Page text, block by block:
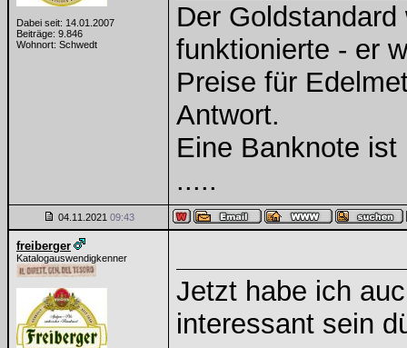
Dabei seit: 14.01.2007
Beiträge: 9.846
Wohnort: Schwedt
Der
funktionierte - er
Preise für
Antwort.
Eine Banknote
.....
04.11.2021 09:43
freiberger
Katalogauswendigkenner
Jetzt habe ich
interessant sein